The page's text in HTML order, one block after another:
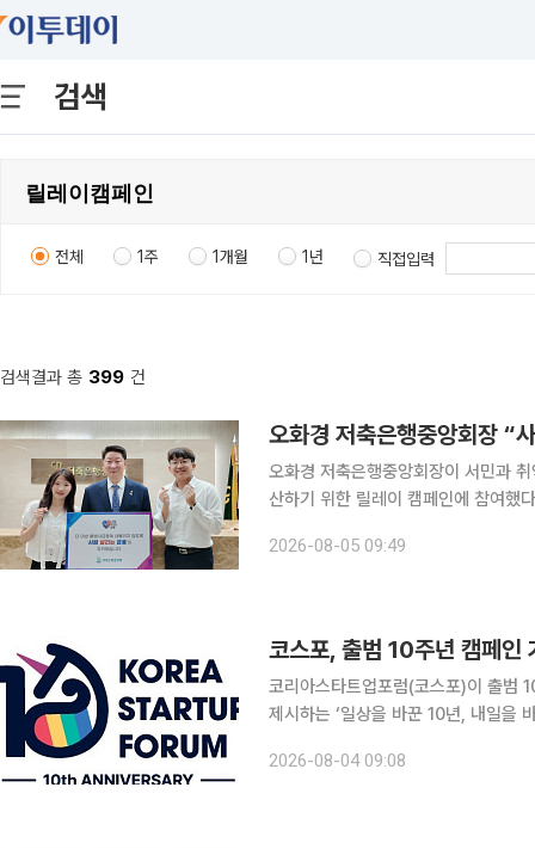
검색
전체 1주 1개월 1년 직접입력
검색결과 총 399 건
오화경 저축은행중앙회장 “
오화경 저축은행중앙회장이 서민과
산하기 위한 릴레이 캠페인에 참여했다. 저축은행중앙회는 오 회장이 서민금융진흥원이 진
국민을 보호하고 금융의 공공성과 포
2026-08-05 09:49
코스포, 출범 10주년 캠페인
코리아스타트업포럼(코스포)이 출범
제시하는 ‘일상을 바꾼 10년, 내일을 바
오늘의집 운영사 버킷플레이스와 아
2026-08-04 09:08